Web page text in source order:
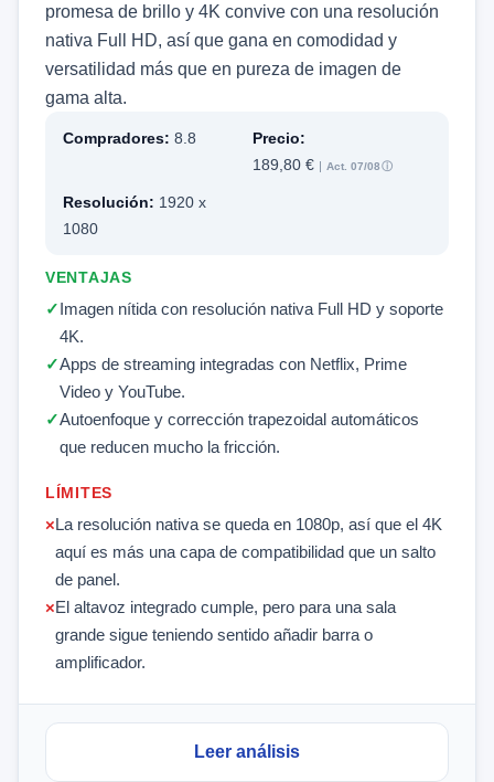
promesa de brillo y 4K convive con una resolución
nativa Full HD, así que gana en comodidad y
versatilidad más que en pureza de imagen de
gama alta.
Compradores: 8.8
Precio:
189,80 €
Act. 07/08 ⓘ
Resolución: 1920 x
1080
VENTAJAS
Imagen nítida con resolución nativa Full HD y soporte
4K.
Apps de streaming integradas con Netflix, Prime
Video y YouTube.
Autoenfoque y corrección trapezoidal automáticos
que reducen mucho la fricción.
LÍMITES
La resolución nativa se queda en 1080p, así que el 4K
aquí es más una capa de compatibilidad que un salto
de panel.
El altavoz integrado cumple, pero para una sala
grande sigue teniendo sentido añadir barra o
amplificador.
Leer análisis